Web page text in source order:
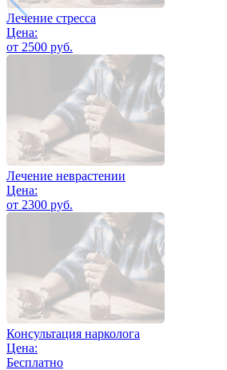
Лечение стресса
Цена:
от 2500 руб.
Лечение неврастении
Цена:
от 2300 руб.
Консультация нарколога
Цена:
Бесплатно